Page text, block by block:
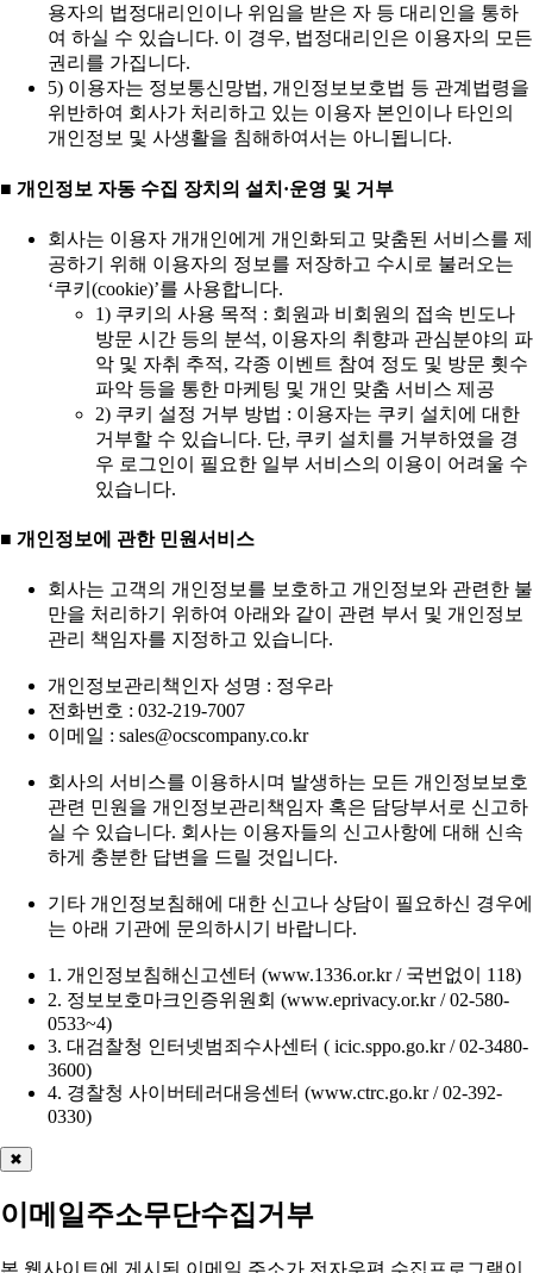
용자의 법정대리인이나 위임을 받은 자 등 대리인을 통하
여 하실 수 있습니다. 이 경우, 법정대리인은 이용자의 모든
권리를 가집니다.
5) 이용자는 정보통신망법, 개인정보보호법 등 관계법령을
위반하여 회사가 처리하고 있는 이용자 본인이나 타인의
개인정보 및 사생활을 침해하여서는 아니됩니다.
■ 개인정보 자동 수집 장치의 설치·운영 및 거부
회사는 이용자 개개인에게 개인화되고 맞춤된 서비스를 제
공하기 위해 이용자의 정보를 저장하고 수시로 불러오는
‘쿠키(cookie)’를 사용합니다.
1) 쿠키의 사용 목적 : 회원과 비회원의 접속 빈도나
방문 시간 등의 분석, 이용자의 취향과 관심분야의 파
악 및 자취 추적, 각종 이벤트 참여 정도 및 방문 횟수
파악 등을 통한 마케팅 및 개인 맞춤 서비스 제공
2) 쿠키 설정 거부 방법 : 이용자는 쿠키 설치에 대한
거부할 수 있습니다. 단, 쿠키 설치를 거부하였을 경
우 로그인이 필요한 일부 서비스의 이용이 어려울 수
있습니다.
■ 개인정보에 관한 민원서비스
회사는 고객의 개인정보를 보호하고 개인정보와 관련한 불
만을 처리하기 위하여 아래와 같이 관련 부서 및 개인정보
관리 책임자를 지정하고 있습니다.
개인정보관리책인자 성명 : 정우라
전화번호 : 032-219-7007
이메일 : sales@ocscompany.co.kr
회사의 서비스를 이용하시며 발생하는 모든 개인정보보호
관련 민원을 개인정보관리책임자 혹은 담당부서로 신고하
실 수 있습니다. 회사는 이용자들의 신고사항에 대해 신속
하게 충분한 답변을 드릴 것입니다.
기타 개인정보침해에 대한 신고나 상담이 필요하신 경우에
는 아래 기관에 문의하시기 바랍니다.
1. 개인정보침해신고센터 (www.1336.or.kr / 국번없이 118)
2. 정보보호마크인증위원회 (www.eprivacy.or.kr / 02-580-
0533~4)
3. 대검찰청 인터넷범죄수사센터 ( icic.sppo.go.kr / 02-3480-
3600)
4. 경찰청 사이버테러대응센터 (www.ctrc.go.kr / 02-392-
0330)
✖
이메일주소무단수집거부